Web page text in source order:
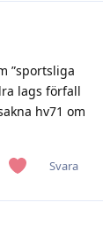
”sportsliga
lags förfall
hv71 om
Svara